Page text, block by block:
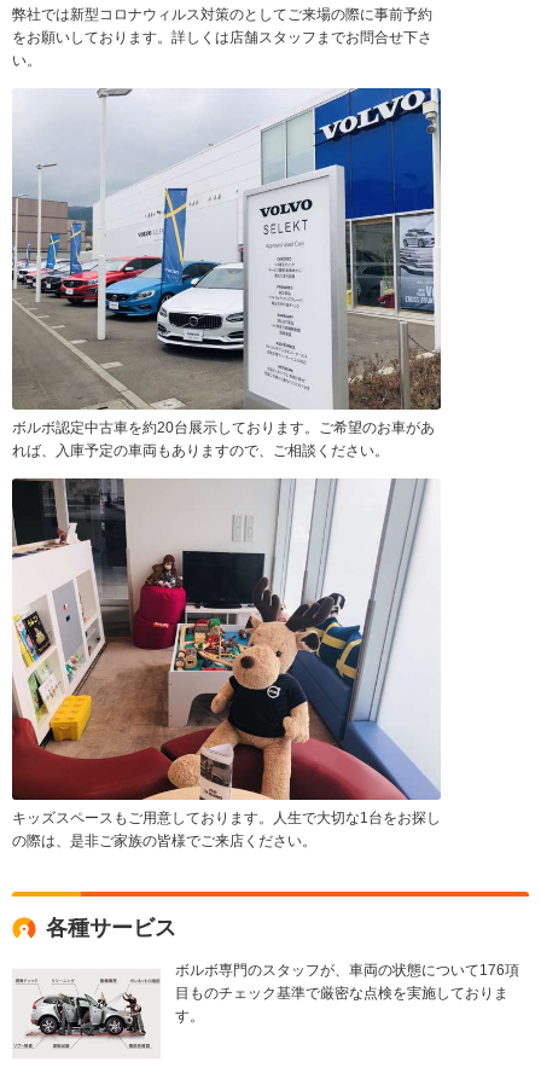
弊社では新型コロナウィルス対策のとしてご来場の際に事前予約
をお願いしております。詳しくは店舗スタッフまでお問合せ下さ
い。
ボルボ認定中古車を約20台展示しております。ご希望のお車があ
れば、入庫予定の車両もありますので、ご相談ください。
キッズスペースもご用意しております。人生で大切な1台をお探し
の際は、是非ご家族の皆様でご来店ください。
各種サービス
ボルボ専門のスタッフが、車両の状態について176項
目ものチェック基準で厳密な点検を実施しておりま
す。